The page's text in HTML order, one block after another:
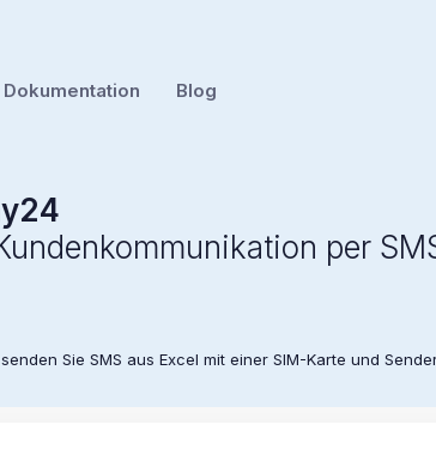
Dokumentation Blog
per
Sie SMS aus Excel mit einer SIM-Karte und